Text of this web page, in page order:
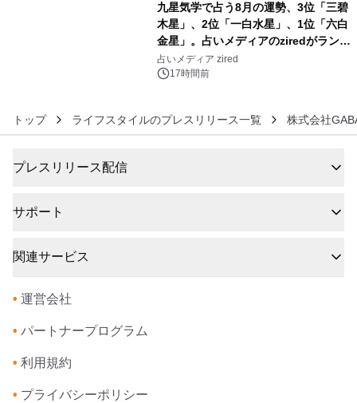
九星気学で占う8月の運勢、3位「三碧
木星」、2位「一白水星」、1位「六白
金星」。占いメディアのziredがランキ
ングを発表
占いメディア zired
17時間前
トップ ライフスタイルのプレスリリース一覧 株式会社
プレスリリース配信
サポート
関連サービス
• 運営会社
• パートナープログラム
• 利用規約
• プライバシーポリシー